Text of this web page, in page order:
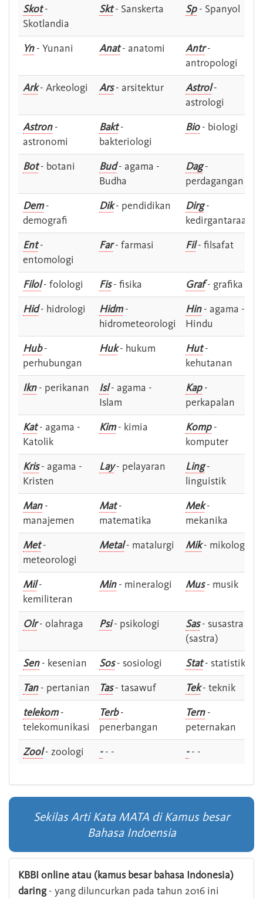
Skot-
Skotlandia
Skt- Sanskerta Sp- Spanyol
Yn- Yunani Anat- anatomi Antr-
antropologi
Ark- Arkeologi Ars- arsitektur Astrol-
astrologi
Astron-
astronomi
Bakt-
bakteriologi
Bio- biologi
Bot- botani Bud- agama -
Budha
Dag-
perdagangan
Dem-
demografi
Dik- pendidikan Dirg-
kedirgantaraan
Ent-
entomologi
Far- farmasi Fil- filsafat
Filol- folologi Fis- fisika Graf- grafika
Hid- hidrologi Hidm-
hidrometeorologi
Hin- agama -
Hindu
Hub-
perhubungan
Huk- hukum Hut-
kehutanan
Ikn- perikanan Isl- agama -
Islam
Kap-
perkapalan
Kat- agama -
Katolik
Kim- kimia Komp-
komputer
Kris- agama -
Kristen
Lay- pelayaran Ling-
linguistik
Man-
manajemen
Mat-
matematika
Mek-
mekanika
Met-
meteorologi
Metal- matalurgi Mik- mikologi
Mil-
kemiliteran
Min- mineralogi Mus- musik
Olr- olahraga Psi- psikologi Sas- susastra -
(sastra)
Sen- kesenian Sos- sosiologi Stat- statistik
Tan- pertanian Tas- tasawuf Tek- teknik
telekom-
telekomunikasi
Terb-
penerbangan
Tern-
peternakan
Zool- zoologi -- - -- -
Sekilas Arti Kata MATA di Kamus besar
Bahasa Indoensia
KBBI online atau (kamus besar bahasa Indonesia)
daring- yang diluncurkan pada tahun 2016 ini